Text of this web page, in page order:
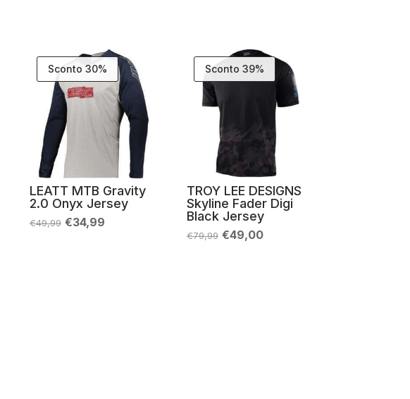
Sconto 30%
LEATT MTB Gravity
2.0 Onyx Jersey
€49,99 Il
prezzo
€34,99Il
Sconto 39%
TROY LEE DESIGNS
Skyline Fader Digi
Black Jersey
€79,99 Il
prezzo
€49,00Il